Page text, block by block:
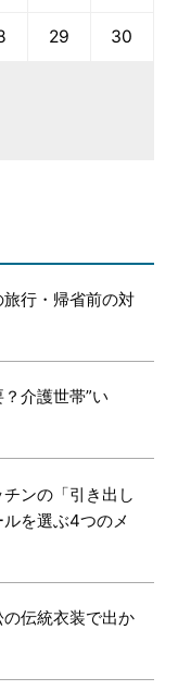
29 30
行・帰省前の対
介護世帯”い
チンの「引き出し
を選ぶ4つのメ
伝統衣装で出か